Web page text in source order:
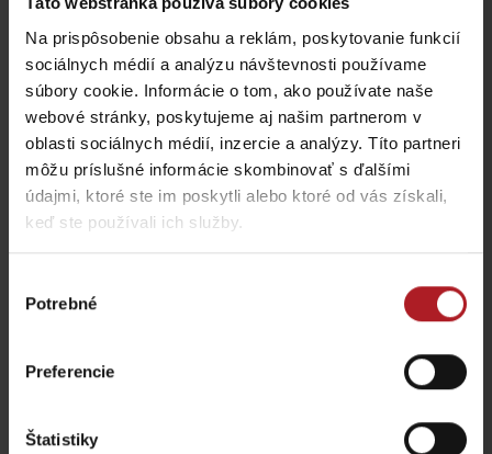
Na prispôsobenie obsahu a reklám, poskytovanie funkcií
sociálnych médií a analýzu návštevnosti používame
súbory cookie. Informácie o tom, ako používate naše
webové stránky, poskytujeme aj našim partnerom v
oblasti sociálnych médií, inzercie a analýzy. Títo partneri
môžu príslušné informácie skombinovať s ďalšími
údajmi, ktoré ste im poskytli alebo ktoré od vás získali,
keď ste používali ich služby.
súhlasu
Potrebné
Preferencie
Štatistiky
Táto stránka je chránená testom reCAPTCHA a spoločnosťou
Google. Ochrana súkromia-Zmluvné podmienky
Nezabudnite si prečítať aj ďalšie články
Lokálne dobroty, ktoré
región Liptov
Chládok na Liptove